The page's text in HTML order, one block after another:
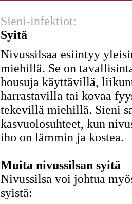
Sieni-infektiot:
Syitä
Nivussilsaa esiintyy
miehillä. Se on
housuja käyttävillä,
harrastavilla tai kovaa
tekevillä miehillä. Sieni
kasvuolosuhteet, kun
iho on lämmin ja kostea.
Muita nivussilsan syitä
Nivussilsa voi johtua
syistä: